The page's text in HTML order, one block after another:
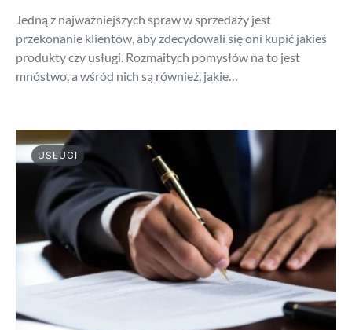
Jedną z najważniejszych spraw w sprzedaży jest
przekonanie klientów, aby zdecydowali się oni kupić jakieś
produkty czy usługi. Rozmaitych pomysłów na to jest
mnóstwo, a wśród nich są również, jakie…
USŁUGI